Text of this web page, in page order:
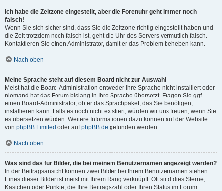
Ich habe die Zeitzone eingestellt, aber die Forenuhr geht immer noch
falsch!
Wenn Sie sich sicher sind, dass Sie die Zeitzone richtig eingestellt haben und
die Zeit trotzdem noch falsch ist, geht die Uhr des Servers vermutlich falsch.
Kontaktieren Sie einen Administrator, damit er das Problem beheben kann.
Nach oben
Meine Sprache steht auf diesem Board nicht zur Auswahl!
Meist hat die Board-Administration entweder Ihre Sprache nicht installiert oder
niemand hat das Forum bislang in Ihre Sprache übersetzt. Fragen Sie ggf.
einen Board-Administrator, ob er das Sprachpaket, das Sie benötigen,
installieren kann. Falls es noch nicht existiert, würden wir uns freuen, wenn Sie
es übersetzen würden. Weitere Informationen dazu können auf der Website
von phpBB Limited oder aufphpBB.de gefunden werden.
Nach oben
Was sind das für Bilder, die bei meinem Benutzernamen angezeigt werden?
In der Beitragsansicht können zwei Bilder bei Ihrem Benutzernamen stehen.
Eines dieser Bilder ist meist mit Ihrem Rang verknüpft: Oft sind dies Sterne,
Kästchen oder Punkte, die Ihre Beitragszahl oder Ihren Status im Forum